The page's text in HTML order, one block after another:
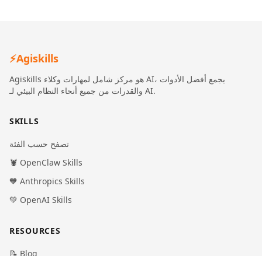
⚡Agiskills
Agiskills هو مركز شامل لمهارات وكلاء AI، يجمع أفضل الأدوات
والقدرات من جميع أنحاء النظام البيئي لـ AI.
SKILLS
تصفح حسب الفئة
🦞 OpenClaw Skills
🧡 Anthropics Skills
💚 OpenAI Skills
RESOURCES
📝 Blog